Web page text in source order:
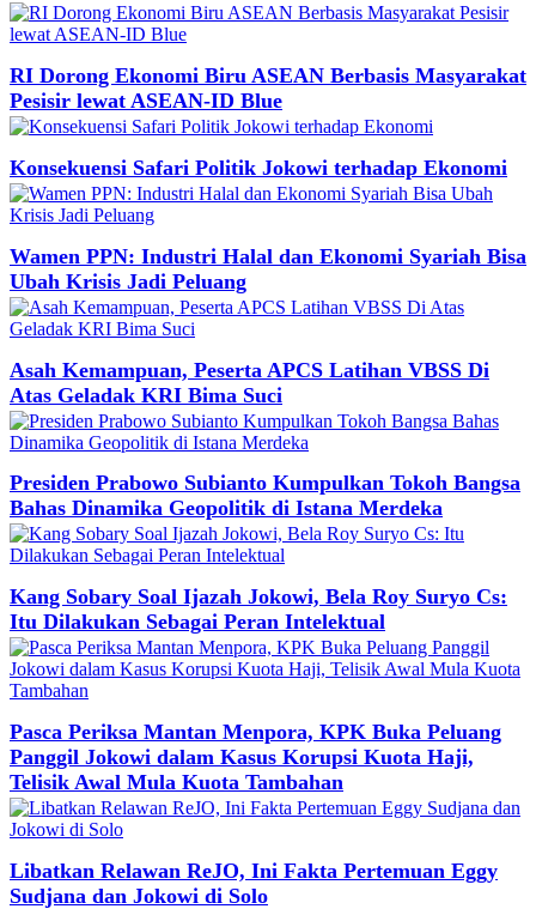
RI Dorong Ekonomi Biru ASEAN Berbasis Masyarakat
Pesisir lewat ASEAN-ID Blue
Konsekuensi Safari Politik Jokowi terhadap Ekonomi
Wamen PPN: Industri Halal dan Ekonomi Syariah Bisa
Ubah Krisis Jadi Peluang
Asah Kemampuan, Peserta APCS Latihan VBSS Di
Atas Geladak KRI Bima Suci
Presiden Prabowo Subianto Kumpulkan Tokoh Bangsa
Bahas Dinamika Geopolitik di Istana Merdeka
Kang Sobary Soal Ijazah Jokowi, Bela Roy Suryo Cs:
Itu Dilakukan Sebagai Peran Intelektual
Pasca Periksa Mantan Menpora, KPK Buka Peluang
Panggil Jokowi dalam Kasus Korupsi Kuota Haji,
Telisik Awal Mula Kuota Tambahan
Libatkan Relawan ReJO, Ini Fakta Pertemuan Eggy
Sudjana dan Jokowi di Solo